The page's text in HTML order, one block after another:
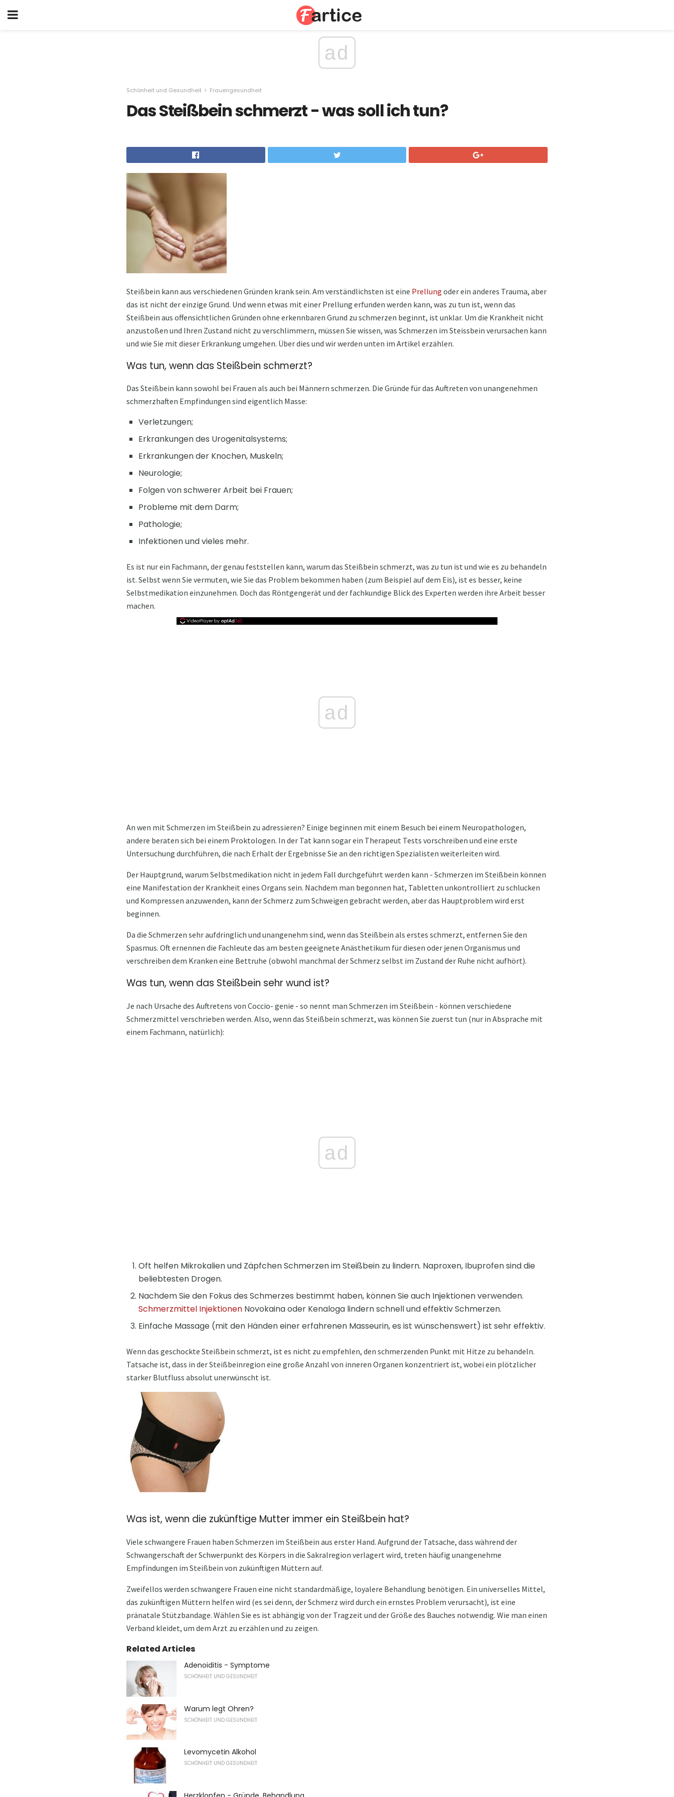
ad
Schönheit und Gesundheit Frauengesundheit
Das Steißbein schmerzt - was soll ich tun?
Steißbein kann aus verschiedenen Gründen krank sein. Am verständlichsten ist eine Prellung oder ein anderes Trauma, aber
das ist nicht der einzige Grund. Und wenn etwas mit einer Prellung erfunden werden kann, was zu tun ist, wenn das
Steißbein aus offensichtlichen Gründen ohne erkennbaren Grund zu schmerzen beginnt, ist unklar. Um die Krankheit nicht
anzustoßen und Ihren Zustand nicht zu verschlimmern, müssen Sie wissen, was Schmerzen im Steissbein verursachen kann
und wie Sie mit dieser Erkrankung umgehen. Über dies und wir werden unten im Artikel erzählen.
Was tun, wenn das Steißbein schmerzt?
Das Steißbein kann sowohl bei Frauen als auch bei Männern schmerzen. Die Gründe für das Auftreten von unangenehmen
schmerzhaften Empfindungen sind eigentlich Masse:
Verletzungen;
Erkrankungen des Urogenitalsystems;
Erkrankungen der Knochen, Muskeln;
Neurologie;
Folgen von schwerer Arbeit bei Frauen;
Probleme mit dem Darm;
Pathologie;
Infektionen und vieles mehr.
Es ist nur ein Fachmann, der genau feststellen kann, warum das Steißbein schmerzt, was zu tun ist und wie es zu behandeln
ist. Selbst wenn Sie vermuten, wie Sie das Problem bekommen haben (zum Beispiel auf dem Eis), ist es besser, keine
Selbstmedikation einzunehmen. Doch das Röntgengerät und der fachkundige Blick des Experten werden ihre Arbeit besser
machen.
ad
An wen mit Schmerzen im Steißbein zu adressieren? Einige beginnen mit einem Besuch bei einem Neuropathologen,
andere beraten sich bei einem Proktologen. In der Tat kann sogar ein Therapeut Tests vorschreiben und eine erste
Untersuchung durchführen, die nach Erhalt der Ergebnisse Sie an den richtigen Spezialisten weiterleiten wird.
Der Hauptgrund, warum Selbstmedikation nicht in jedem Fall durchgeführt werden kann - Schmerzen im Steißbein können
eine Manifestation der Krankheit eines Organs sein. Nachdem man begonnen hat, Tabletten unkontrolliert zu schlucken
und Kompressen anzuwenden, kann der Schmerz zum Schweigen gebracht werden, aber das Hauptproblem wird erst
beginnen.
Da die Schmerzen sehr aufdringlich und unangenehm sind, wenn das Steißbein als erstes schmerzt, entfernen Sie den
Spasmus. Oft ernennen die Fachleute das am besten geeignete Anästhetikum für diesen oder jenen Organismus und
verschreiben dem Kranken eine Bettruhe (obwohl manchmal der Schmerz selbst im Zustand der Ruhe nicht aufhört).
Was tun, wenn das Steißbein sehr wund ist?
Je nach Ursache des Auftretens von Coccio- genie - so nennt man Schmerzen im Steißbein - können verschiedene
Schmerzmittel verschrieben werden. Also, wenn das Steißbein schmerzt, was können Sie zuerst tun (nur in Absprache mit
einem Fachmann, natürlich):
ad
Oft helfen Mikrokalien und Zäpfchen Schmerzen im Steißbein zu lindern. Naproxen, Ibuprofen sind die
beliebtesten Drogen.
Nachdem Sie den Fokus des Schmerzes bestimmt haben, können Sie auch Injektionen verwenden.
Schmerzmittel Injektionen Novokaina oder Kenaloga lindern schnell und effektiv Schmerzen.
Einfache Massage (mit den Händen einer erfahrenen Masseurin, es ist wünschenswert) ist sehr effektiv.
Wenn das geschockte Steißbein schmerzt, ist es nicht zu empfehlen, den schmerzenden Punkt mit Hitze zu behandeln.
Tatsache ist, dass in der Steißbeinregion eine große Anzahl von inneren Organen konzentriert ist, wobei ein plötzlicher
starker Blutfluss absolut unerwünscht ist.
Was ist, wenn die zukünftige Mutter immer ein Steißbein hat?
Viele schwangere Frauen haben Schmerzen im Steißbein aus erster Hand. Aufgrund der Tatsache, dass während der
Schwangerschaft der Schwerpunkt des Körpers in die Sakralregion verlagert wird, treten häufig unangenehme
Empfindungen im Steißbein von zukünftigen Müttern auf.
Zweifellos werden schwangere Frauen eine nicht standardmäßige, loyalere Behandlung benötigen. Ein universelles Mittel,
das zukünftigen Müttern helfen wird (es sei denn, der Schmerz wird durch ein ernstes Problem verursacht), ist eine
pränatale Stützbandage. Wählen Sie es ist abhängig von der Tragzeit und der Größe des Bauches notwendig. Wie man einen
Verband kleidet, um dem Arzt zu erzählen und zu zeigen.
Related Articles
Adenoiditis - Symptome
SCHÖNHEIT UND GESUNDHEIT
Warum legt Ohren?
SCHÖNHEIT UND GESUNDHEIT
Levomycetin Alkohol
SCHÖNHEIT UND GESUNDHEIT